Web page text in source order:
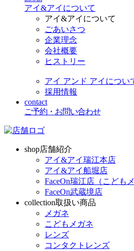
アイ&アイについて
アイ&アイについて
ごあいさつ
企業理念
会社概要
ヒストリー
アイ アンド アイについ
採用情報
contact
ご予約・お問い合わせ
shop店舗紹介
アイ&アイ瑞江本店
アイ&アイ船堀店
FaceOn瑞江店（こども
FaceOn武蔵境店
collection取扱い商品
メガネ
こどもメガネ
レンズ
コンタクトレンズ